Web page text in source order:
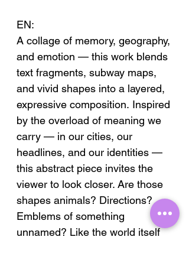
EN:
A collage of memory, geography,
and emotion — this work blends
text fragments, subway maps,
and vivid shapes into a layered,
expressive composition. Inspired
by the overload of meaning we
carry — in our cities, our
headlines, and our identities —
this abstract piece invites the
viewer to look closer. Are those
shapes animals? Directions?
Emblems of something
unnamed? Like the world itself